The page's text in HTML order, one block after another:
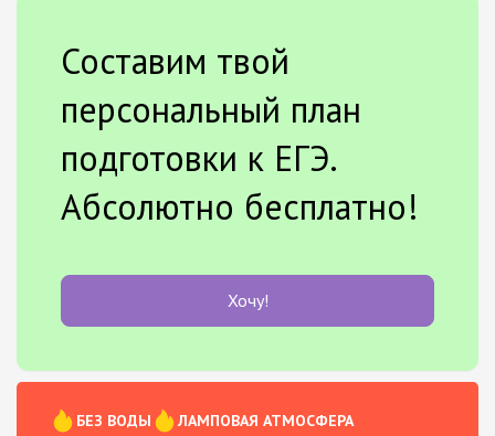
Составим твой
персональный план
подготовки к ЕГЭ.
Абсолютно бесплатно!
Хочу!
БЕЗ ВОДЫ
ЛАМПОВАЯ АТМОСФЕРА